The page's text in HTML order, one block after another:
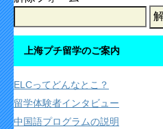
上海プチ留学のご案内
ELCってどんなとこ？
留学体験者インタビュー
中国語プログラムの説明